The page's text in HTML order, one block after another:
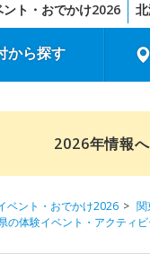
ト・おでかけ2026
から探す
2026年情報
ベント・おでかけ2026 関
の体験イベント・アクティビ